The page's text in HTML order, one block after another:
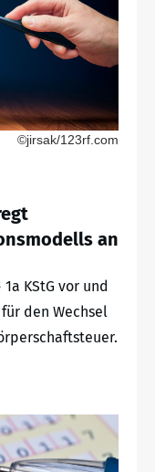
©jirsak/123rf.com
an
KStG vor und
den Wechsel